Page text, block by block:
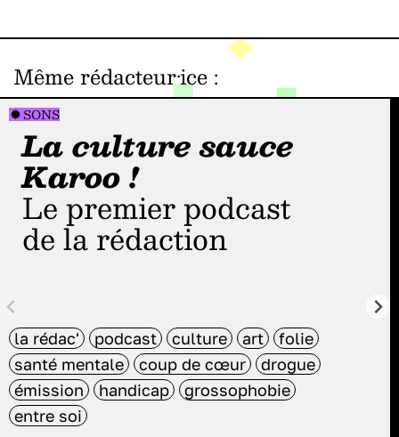
Même rédacteur·ice :
SONS
La culture sauce
Karoo !
Le premier podcast
de la rédaction
la rédac' podcast culture art
folie
santé mentale
coup de cœur
drogue
émission
handicap
grossophobie
entre soi